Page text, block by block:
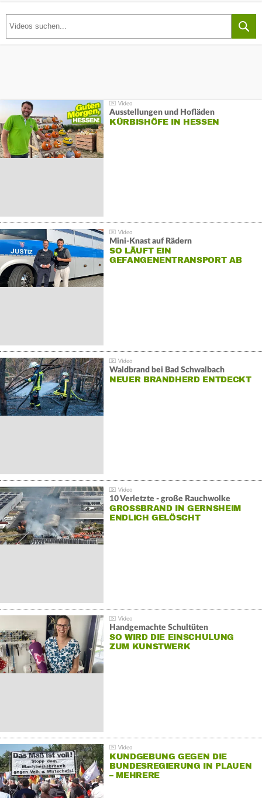
Ausstellungen und Hofläden
KÜRBISHÖFE IN HESSEN
Mini-Knast auf Rädern
SO LÄUFT EIN
GEFANGENENTRANSPORT AB
Waldbrand bei Bad Schwalbach
NEUER BRANDHERD ENTDECKT
10 Verletzte - große Rauchwolke
GROSSBRAND IN GERNSHEIM E
NDLICH GELÖSCHT
Handgemachte Schultüten
SO WIRD DIE EINSCHULUNG
ZUM KUNSTWERK
KUNDGEBUNG GEGEN DIE
BUNDESREGIERUNG IN PLAUEN
– MEHRERE